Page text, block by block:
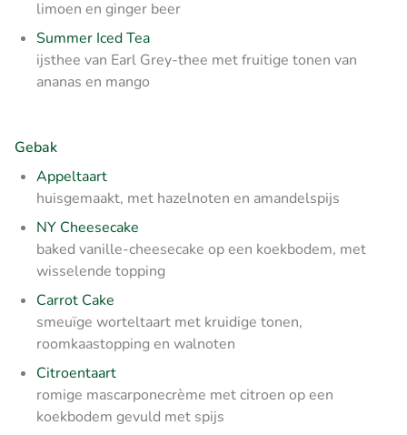
limoen en ginger beer
Summer Iced Tea
ijsthee van Earl Grey-thee met fruitige tonen van
ananas en mango
Gebak
Appeltaart
huisgemaakt, met hazelnoten en amandelspijs
NY Cheesecake
baked vanille-cheesecake op een koekbodem, met
wisselende topping
Carrot Cake
smeuïge worteltaart met kruidige tonen,
roomkaastopping en walnoten
Citroentaart
romige mascarponecrème met citroen op een
koekbodem gevuld met spijs